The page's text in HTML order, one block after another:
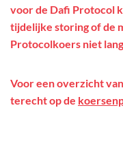
voor de Dafi Protocol
tijdelijke storing of de
Protocolkoers niet
Voor een overzicht
terecht op de